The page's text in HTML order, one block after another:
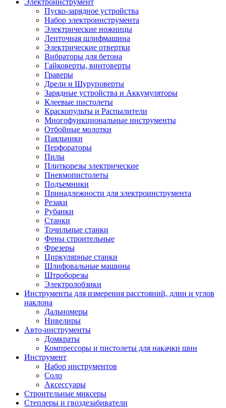
Электроинструмент
Пуско-зарядное устройства
Набор электроинструмента
Электрические ножницы
Ленточная шлифмашина
Электрические отвертки
Вибраторы для бетона
Гайковерты, винтоверты
Граверы
Дрели и Шуруповерты
Зарядные устройства и Аккумуляторы
Клеевые пистолеты
Краскопульты и Распылители
Многофункциональные инструменты
Отбойные молотки
Паяльники
Перфораторы
Пилы
Плиткорезы электрические
Пневмопистолеты
Подъемники
Принадлежности для электроинструмента
Резаки
Рубанки
Станки
Точильные станки
Фены строительные
Фрезеры
Циркулярные станки
Шлифовальные машины
Штроборезы
Электролобзики
Инструменты для измерения расстояний, длин и углов
наклона
Дальномеры
Нивелиры
Авто-инструменты
Домкраты
Компрессоры и пистолеты для накачки шин
Инструмент
Набор инструментов
Соло
Аксессуары
Строительные миксеры
Степлеры и гвоздезабиватели